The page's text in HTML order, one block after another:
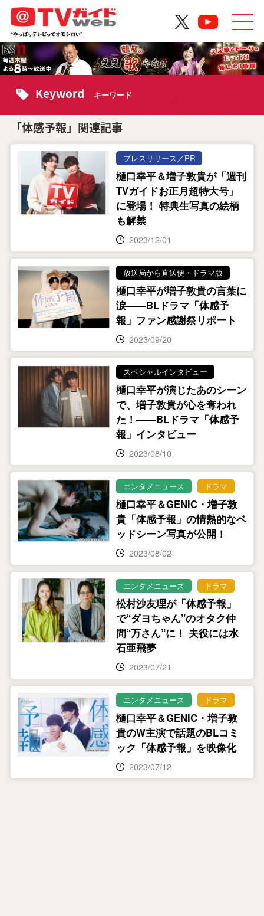
Keyword キーワード
「体感予報」関連記事
プレスリリース／PR
樋口幸平＆増子敦貴が「週刊
TVガイドお正月超特大号」
に登場！ 特典生写真の絵柄
も解禁
2023/12/01
放送局から直送便・ドラマ版
樋口幸平が増子敦貴の言葉に
涙――BLドラマ「体感予
報」ファン感謝祭リポート
2023/09/20
スペシャルインタビュー
樋口幸平が演じたあのシーン
で、増子敦貴が心を奪われ
た！――BLドラマ「体感予
報」インタビュー
2023/08/10
エンタメニュース ドラマ
樋口幸平＆GENIC・増子敦
貴「体感予報」の情熱的なベ
ッドシーン写真が公開！
2023/08/02
エンタメニュース ドラマ
松村沙友理が「体感予報」
で“ダヨちゃん”のオタク仲
間“万さん”に！ 夫役には水
石亜飛夢
2023/07/21
エンタメニュース ドラマ
樋口幸平＆GENIC・増子敦
貴のW主演で話題のBLコミ
ック「体感予報」を映像化
2023/07/12